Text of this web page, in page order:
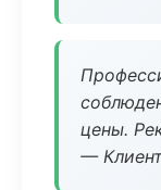
цены.
—